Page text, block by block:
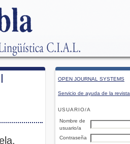
OPEN JOURNAL SYSTEMS
Servicio de ayuda de la revista
USUARIO/A
Nombre de
usuario/a
Contraseña